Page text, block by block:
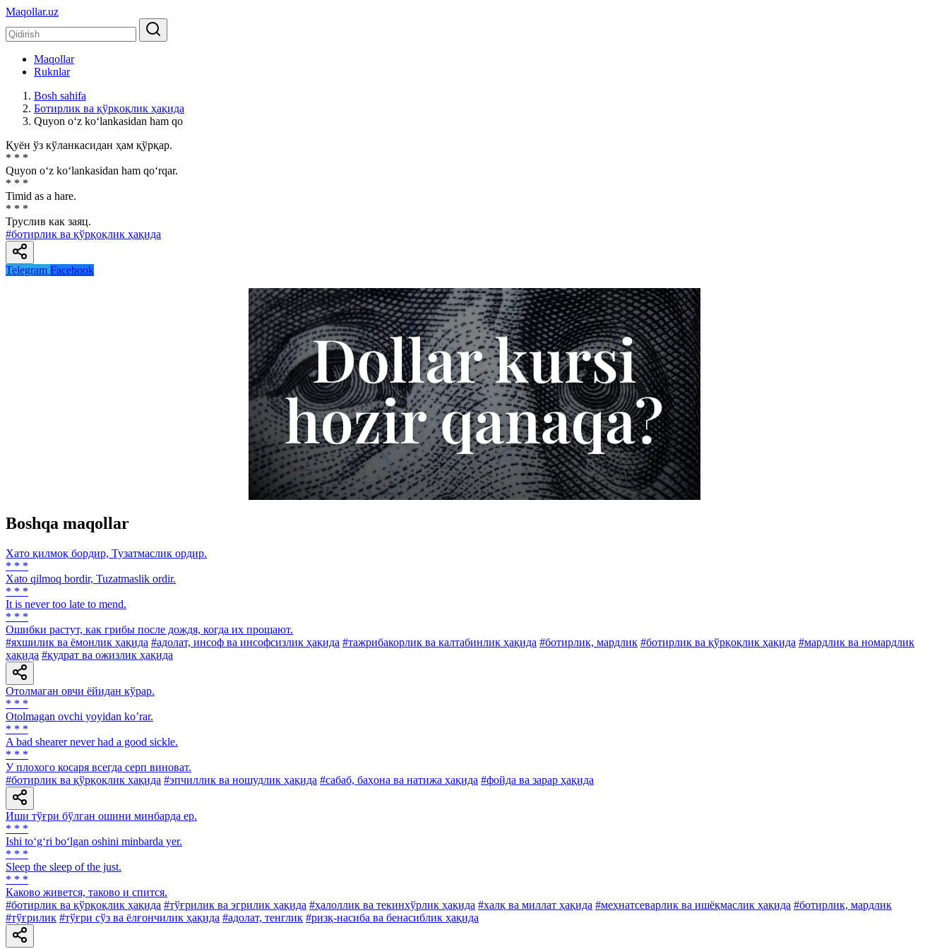
Maqollar.uz
Maqollar
Ruknlar
Bosh sahifa
Ботирлик ва қўрқоқлик ҳақида
Quyon o‘z ko‘lankasidan ham qo
Қуён ўз кўланкасидан ҳам қўрқар.
* * *
Quyon o‘z ko‘lankasidan ham qo‘rqar.
* * *
Timid as a hare.
* * *
Труслив как заяц.
#ботирлик ва қўрқоқлик ҳақида
Telegram Facebook
Boshqa maqollar
Хато қилмоқ бордир, Тузатмаслик ордир.
* * *
Xato qilmoq bordir, Tuzatmaslik ordir.
* * *
It is never too late to mend.
* * *
Ошибки растут, как грибы после дождя, когда их прощают.
#яхшилик ва ёмонлик ҳақида #адолат, инсоф ва инсофсизлик ҳақида #тажрибакорлик ва калтабинлик ҳақида #ботирлик, мардлик #ботирлик ва қўрқоқлик ҳақида #мардлик ва номардлик
ҳақида #қудрат ва ожизлик ҳақида
Отолмаган овчи ёйидан кўрар.
* * *
Otolmagan ovchi yoyidan koʼrar.
* * *
A bad shearer never had a good sickle.
* * *
У плохого косаря всегда серп виноват.
#ботирлик ва қўрқоқлик ҳақида #эпчиллик ва ношудлик ҳақида #сабаб, баҳона ва натижа ҳақида #фойда ва зарар ҳақида
Иши тўғри бўлган ошини минбарда ер.
* * *
Ishi to‘g‘ri bo‘lgan oshini minbarda yer.
* * *
Sleep the sleep of the just.
* * *
Каково живется, таково и спится.
#ботирлик ва қўрқоқлик ҳақида #тўғрилик ва эгрилик ҳақида #ҳалоллик ва текинхўрлик ҳақида #халқ ва миллат ҳақида #меҳнатсеварлик ва ишёқмаслик ҳақида #ботирлик, мардлик
#тўғрилик #тўғри сўз ва ёлғончилик ҳақида #адолат, тенглик #ризқ-насиба ва бенасиблик ҳақида